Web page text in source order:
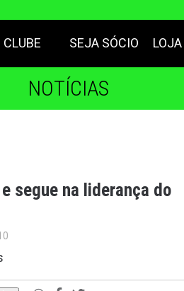
CLUBE SEJA SÓCIO
NOTÍCIAS
segue na liderança do